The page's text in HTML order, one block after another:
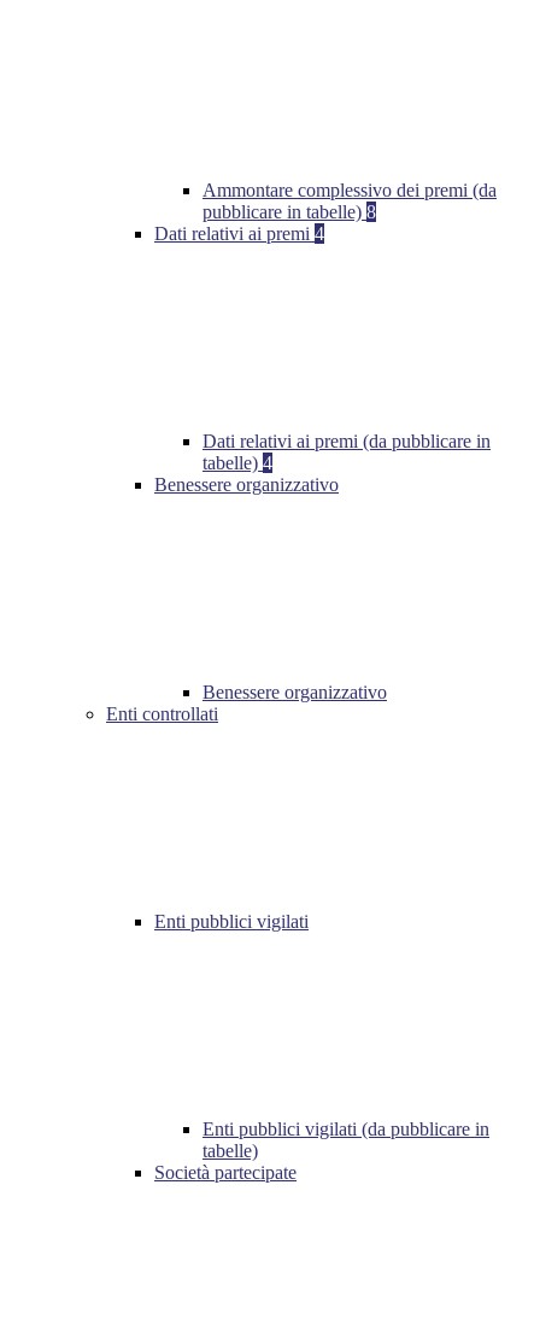
Ammontare complessivo dei premi (da
pubblicare in tabelle) 8
Dati relativi ai premi 4
Dati relativi ai premi (da pubblicare in
tabelle) 4
Benessere organizzativo
Benessere organizzativo
Enti controllati
Enti pubblici vigilati
Enti pubblici vigilati (da pubblicare in
tabelle)
Società partecipate